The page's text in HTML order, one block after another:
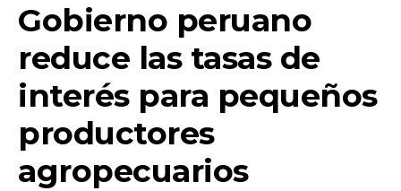
Gobierno peruano
reduce las tasas de
interés para pequeños
productores
agropecuarios